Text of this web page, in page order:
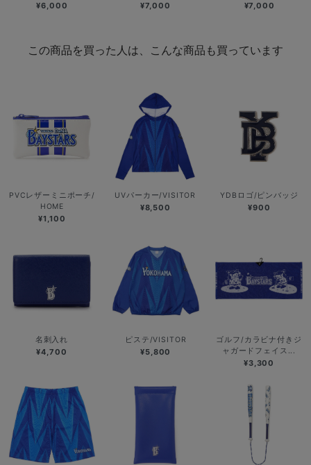
¥6,000 ¥7,000 ¥7,000
この商品を買った人は、こんな商品も買っています
PVCレザーミニポーチ/
HOME
¥1,100
UVパーカー/VISITOR
¥8,500
YDBロゴ/ピンバッジ
¥900
名刺入れ
¥4,700
ピステ/VISITOR
¥5,800
ゴルフ/カラビナ付きジ
ャガードフェイス...
¥3,300